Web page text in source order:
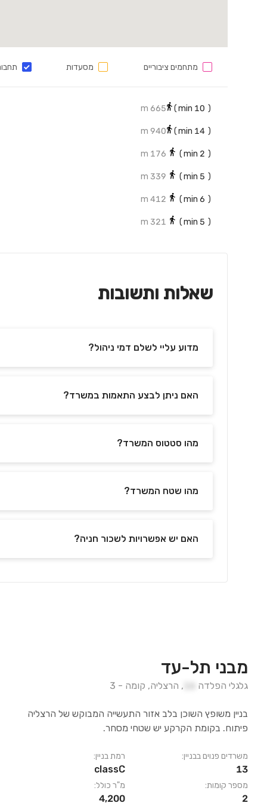
מתחמים ציבוריים מסעדות
(
10
665 m
(
14
940 m
(
2
176 m
(
5
339 m
(
6
412 m
(
5
321 m
שאלות ותשובות
מדוע עליי לשלם דמי ניהול?
האם ניתן לבצע התאמות במשרד?
מהו סטטוס המשרד?
מהו שטח המשרד?
האם יש אפשרויות לשכור חניה?
מבני תל-עד
גלגלי הפלדה , הרצליה, קומה -
3
בניין משופץ השוכן בלב אזור התעשייה המבוקש של הרצליה
פיתוח. בקומת הקרקע יש שטחי מסחר.
משרדים פנוים בבניין:
13
מספר קומות:
2
רמת בניין:
classC
מ"ר כולל:
4,200